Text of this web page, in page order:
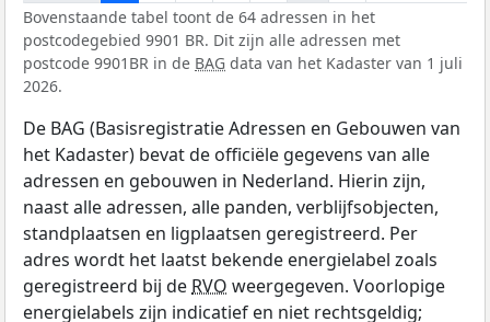
Bovenstaande tabel toont de 64 adressen in het
postcodegebied 9901 BR. Dit zijn alle adressen met
postcode 9901BR in de BAG data van het Kadaster van 1 juli
2026.
De BAG (Basisregistratie Adressen en Gebouwen van
het Kadaster) bevat de officiële gegevens van alle
adressen en gebouwen in Nederland. Hierin zijn,
naast alle adressen, alle panden, verblijfsobjecten,
standplaatsen en ligplaatsen geregistreerd. Per
adres wordt het laatst bekende energielabel zoals
geregistreerd bij de RVO weergegeven. Voorlopige
energielabels zijn indicatief en niet rechtsgeldig;